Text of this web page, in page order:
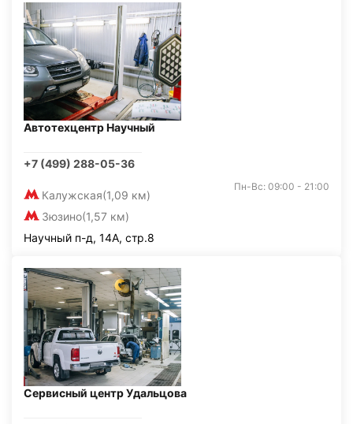
Автотехцентр Научный
+7 (499) 288-05-36
Калужская(1,09 км)
Зюзино(1,57 км)
Пн-Вс: 09:00 - 21:00
Научный п-д, 14А, стр.8
Сервисный центр Удальцова